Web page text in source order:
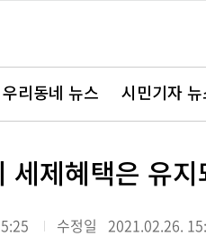
우리동네 뉴스 시민기자 뉴
세제혜택은 유
수정일 2021.02.26.